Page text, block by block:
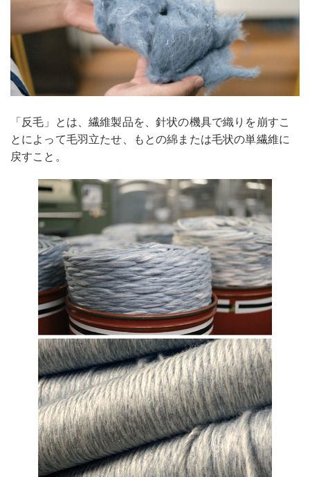
「反毛」とは、繊維製品を、針状の機具で織りを崩すこ
とによって毛羽立たせ、もとの綿または毛状の単繊維に
戻すこと。